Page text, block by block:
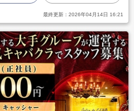
最終更新： 2026年04月14日 16:21